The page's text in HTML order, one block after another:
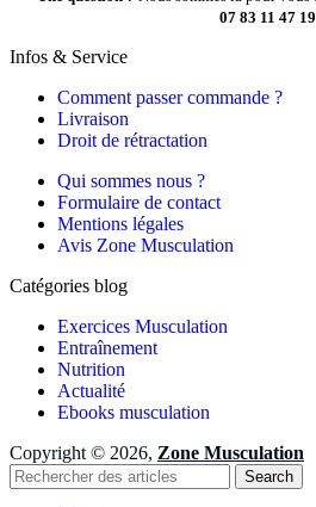
07 83 11 47 19
Infos & Service
Comment passer commande ?
Livraison
Droit de rétractation
Qui sommes nous ?
Formulaire de contact
Mentions légales
Avis Zone Musculation
Catégories blog
Exercices Musculation
Entraînement
Nutrition
Actualité
Ebooks musculation
Copyright © 2026, Zone Musculation
Search